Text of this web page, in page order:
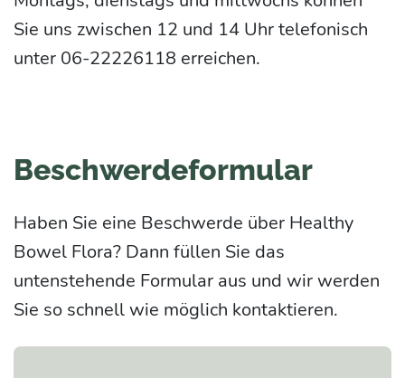
Sie uns zwischen 12 und 14 Uhr telefonisch
unter 06-22226118 erreichen.
Beschwerdeformular
Haben Sie eine Beschwerde über Healthy
Bowel Flora? Dann füllen Sie das
untenstehende Formular aus und wir werden
Sie so schnell wie möglich kontaktieren.